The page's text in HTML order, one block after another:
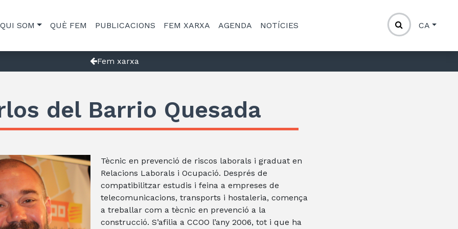
QUI SOM QUÈ FEM PUBLICACIONS FEM XARXA AGENDA NOTÍCIES CA
Fem xarxa
del Barrio Quesada
Tècnic en prevenció de riscos laborals i graduat en
Relacions Laborals i Ocupació. Després de
compatibilitzar estudis i feina a empreses de
telecomunicacions, transports i hostaleria, comença
a treballar com a tècnic en prevenció a la
construcció. S’afilia a CCOO l’any 2006, tot i que ha